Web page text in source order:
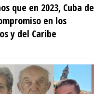
que en 2023, Cuba
en los
y del Caribe